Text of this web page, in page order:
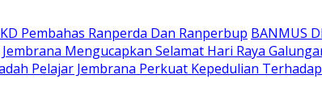
Pembahas Ranperda Dan Ranperbup BANMUS
Mengucapkan Selamat Hari Raya
Pelajar Jembrana Perkuat Kepedulian